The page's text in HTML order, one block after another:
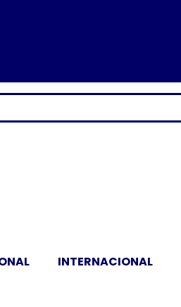
INTERNACIONAL